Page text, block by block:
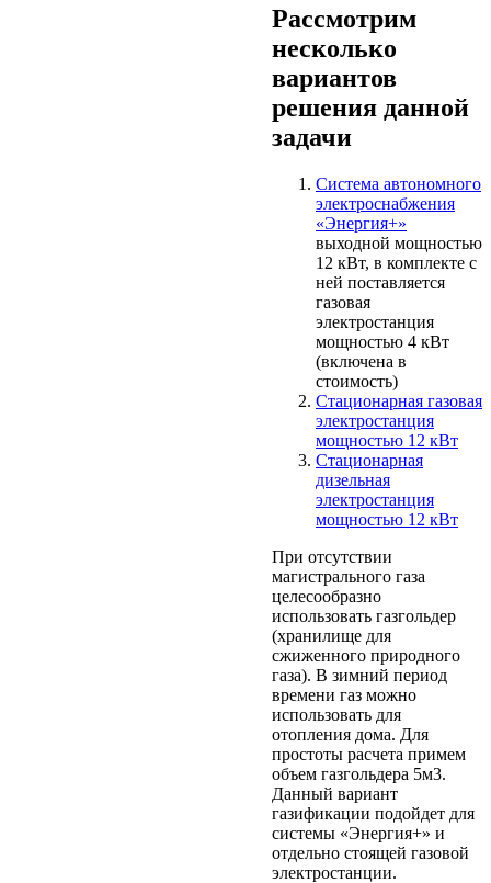
Рассмотрим
несколько
вариантов
решения данной
задачи
Система автономного
электроснабжения
«Энергия+»
выходной мощностью
12 кВт, в комплекте с
ней поставляется
газовая
электростанция
мощностью 4 кВт
(включена в
стоимость)
Стационарная газовая
электростанция
мощностью 12 кВт
Стационарная
дизельная
электростанция
мощностью 12 кВт
При отсутствии
магистрального газа
целесообразно
использовать газгольдер
(хранилище для
сжиженного природного
газа). В зимний период
времени газ можно
использовать для
отопления дома. Для
простоты расчета примем
объем газгольдера 5м3.
Данный вариант
газификации подойдет для
системы «Энергия+» и
отдельно стоящей газовой
электростанции.